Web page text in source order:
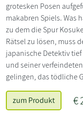
grotesken Posen
makabren Spiels. Was
zu dem die Spur
Rätsel zu lösen, muss
japanische Detektiv
und seiner
gelingen, das tödliche
zum Produkt €